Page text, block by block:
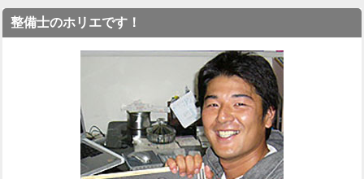
整備士のホリエです！